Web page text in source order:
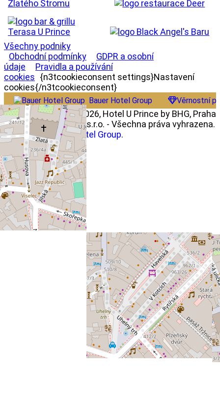
Všechny podniky
Obchodní podmínky
GDPR a osobní
údaje
Pravidla a používání
cookies {n3tcookieconsent settings}Nastavení
cookies{/n3tcookieconsent}
Bauer Hotel Group Věrnostní
Copyright © 2022 - 2026, Hotel U Prince by BHG, Praha
centrum - BHG Princ s.r.o. - Všechna práva vyhrazena.
Member of
Bauer Hotel Group.